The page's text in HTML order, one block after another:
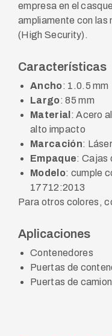
empresa en el
ampliamente con
(High Security).
Características
Ancho: 1.0.5 mm
Largo: 85 mm
Material : Acero
alto impacto
Marcación:
Empaque: Cajas
Modelo: cumple
17712:2013
Para otros colores,
Aplicaciones
Contenedores
Puertas de
Puertas de